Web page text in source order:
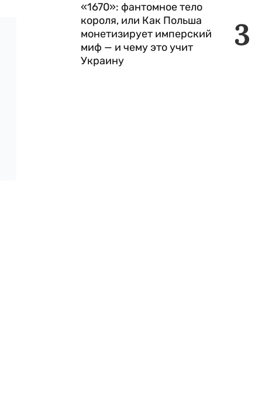
3
«1670»: фантомное тело
короля, или Как Польша
монетизирует имперский
миф — и чему это учит
Украину